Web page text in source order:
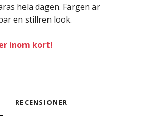
hela dagen. Färgen är
en stillren look.
inom kort!
RECENSIONER